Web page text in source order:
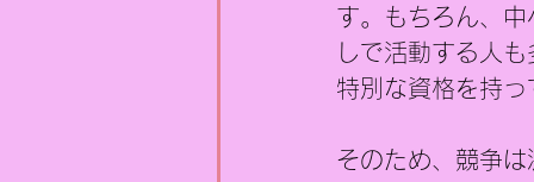
す。もちろん、
しで活動する人
特別な資格を持
そのため、競争